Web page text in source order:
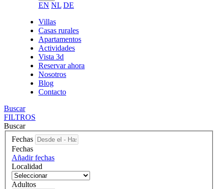
EN NL DE
Villas
Casas rurales
Apartamentos
Actividades
Vista 3d
Reservar ahora
Nosotros
Blog
Contacto
Buscar
FILTROS
Buscar
Fechas
Fechas
Añadir fechas
Localidad
Adultos